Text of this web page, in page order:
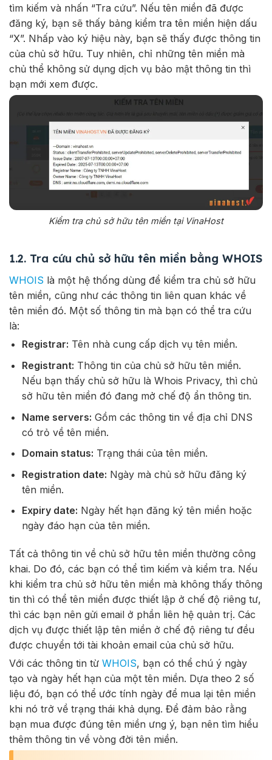
tìm kiếm và nhấn “Tra cứu”. Nếu tên miền đã được
đăng ký, bạn sẽ thấy bảng kiểm tra tên miền hiện dấu
“X”. Nhấp vào ký hiệu này, bạn sẽ thấy được thông tin
của chủ sở hữu. Tuy nhiên, chỉ những tên miền mà
chủ thể không sử dụng dịch vụ bảo mật thông tin thì
bạn mới xem được.
Kiểm tra chủ sở hữu tên miền tại VinaHost
1.2. Tra cứu chủ sở hữu tên miền bằng WHOIS
WHOIS là một hệ thống dùng để kiểm tra chủ sở hữu
tên miền, cũng như các thông tin liên quan khác về
tên miền đó. Một số thông tin mà bạn có thể tra cứu
là:
Registrar: Tên nhà cung cấp dịch vụ tên miền.
Registrant: Thông tin của chủ sở hữu tên miền.
Nếu bạn thấy chủ sở hữu là Whois Privacy, thì chủ
sở hữu tên miền đó đang mở chế độ ẩn thông tin.
Name servers: Gồm các thông tin về địa chỉ DNS
có trỏ về tên miền.
Domain status: Trạng thái của tên miền.
Registration date: Ngày mà chủ sở hữu đăng ký
tên miền.
Expiry date: Ngày hết hạn đăng ký tên miền hoặc
ngày đáo hạn của tên miền.
Tất cả thông tin về chủ sở hữu tên miền thường công
khai. Do đó, các bạn có thể tìm kiếm và kiểm tra. Nếu
khi kiểm tra chủ sở hữu tên miền mà không thấy thông
tin thì có thể tên miền được thiết lập ở chế độ riêng tư,
thì các bạn nên gửi email ở phần liên hệ quản trị. Các
dịch vụ được thiết lập tên miền ở chế độ riêng tư đều
được chuyển tới tài khoản email của chủ sở hữu.
Với các thông tin từ WHOIS, bạn có thể chú ý ngày
tạo và ngày hết hạn của một tên miền. Dựa theo 2 số
liệu đó, bạn có thể ước tính ngày để mua lại tên miền
khi nó trở về trạng thái khả dụng. Để đảm bảo rằng
bạn mua được đúng tên miền ưng ý, bạn nên tìm hiểu
thêm thông tin về vòng đời tên miền.